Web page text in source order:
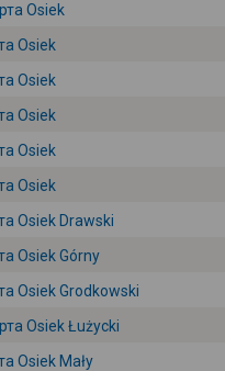
Osiek
Osiek
Osiek
Osiek
Osiek
Osiek
Osiek Drawski
Osiek Górny
Osiek Grodkowski
Osiek Łużycki
Osiek Mały